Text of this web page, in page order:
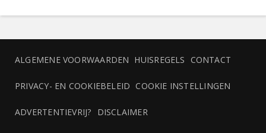
ALGEMENE VOORWAARDEN HUISREGELS CONTACT
PRIVACY- EN COOKIEBELEID COOKIE INSTELLINGEN
ADVERTENTIEVRIJ? DISCLAIMER